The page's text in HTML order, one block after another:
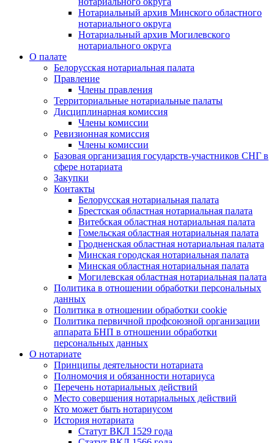
Нотариальный архив Минского областного
нотариального округа
Нотариальный архив Могилевского
нотариального округа
О палате
Белорусская нотариальная палата
Правление
Члены правления
Территориальные нотариальные палаты
Дисциплинарная комиссия
Члены комиссии
Ревизионная комиссия
Члены комиссии
Базовая организация государств-участников СНГ в
сфере нотариата
Закупки
Контакты
Белорусская нотариальная палата
Брестская областная нотариальная палата
Витебская областная нотариальная палата
Гомельская областная нотариальная палата
Гродненская областная нотариальная палата
Минская городская нотариальная палата
Минская областная нотариальная палата
Могилевская областная нотариальная палата
Политика в отношении обработки персональных
данных
Политика в отношении обработки cookie
Политика первичной профсоюзной организации
аппарата БНП в отношении обработки
персональных данных
О нотариате
Принципы деятельности нотариата
Полномочия и обязанности нотариуса
Перечень нотариальных действий
Место совершения нотариальных действий
Кто может быть нотариусом
История нотариата
Статут ВКЛ 1529 года